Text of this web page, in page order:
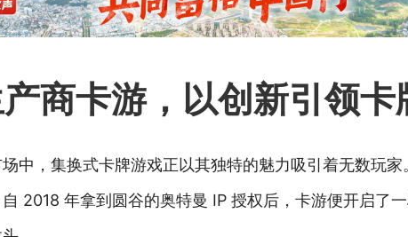
商卡游，以创新引领卡
中，集换式卡牌游戏正以其独特的魅力吸引着无数玩
2018 年拿到圆谷的奥特曼 IP 授权后，卡游便开启了